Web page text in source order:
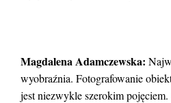
Magdalena Adamczewska:
wyobraźnia. Fotografowanie
jest niezwykle szerokim pojęciem.